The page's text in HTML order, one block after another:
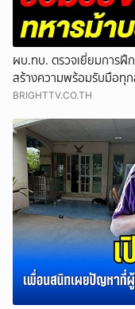
ผบ.ทบ. ตรวจเยี่ยมการฝึ
สร้างความพร้อมรับมือทุ
BRIGHTTV.CO.TH